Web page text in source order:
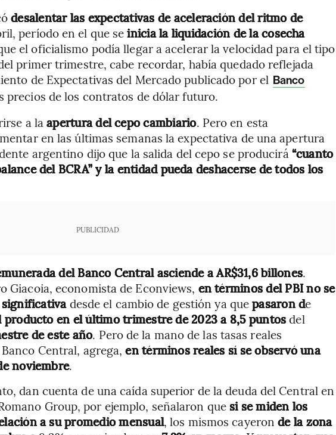
desalentar las expectativas de aceleración del ritmo de
período en el que seinicia la liquidación de la cosecha
el oficialismo podía llegar a acelerar la velocidad para el tipo
primer trimestre, cabe recordar, había quedado reflejada
de Expectativas del Mercado publicado por el Banco
precios de los contratos de dólar futuro.
a laapertura del cepo cambiario. Pero en esta
en las últimas semanas la expectativa de una apertura
argentino dijo que la salida del cepo se producirá “cuanto
del BCRA” y la entidad pueda deshacerse de todos los
PUBLICIDAD
del Banco Central asciende a AR$31,6 billones.
Giacoia, economista de Econviews, en términos del PBI no se
desde el cambio de gestión ya quepasaron de
en el último trimestre de 2023 a 8,5 puntosdel
de este año. Pero de la mano de las tasas reales
Central, agrega,en términos reales sí se observó una
noviembre.
dan cuenta de una caída superior de la deuda del Central en
Group, por ejemplo, señalaron que si se miden los
a su promedio mensual, los mismos cayeronde la zona